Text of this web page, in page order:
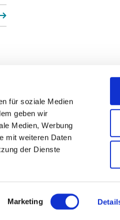
für soziale Medien
geben wir
Medien, Werbung
mit weiteren Daten
der Dienste
Marketing
Folgen Sie uns